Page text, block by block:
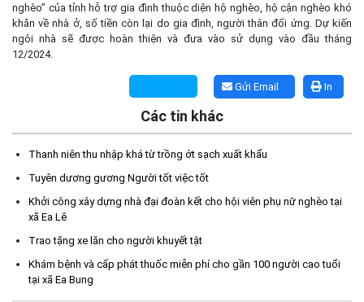
nghèo” của tỉnh hỗ trợ gia đình thuộc diện hộ nghèo, hộ cận nghèo khó
khăn về nhà ở, số tiền còn lại do gia đình, người thân đối ứng. Dự kiến
ngôi nhà sẽ được hoàn thiện và đưa vào sử dụng vào đầu tháng
12/2024.
In
Gửi Email
Các tin khác
Thanh niên thu nhập khá từ trồng ớt sạch xuất khẩu
Tuyên dương gương Người tốt việc tốt
Khởi công xây dựng nhà đại đoàn kết cho hội viên phụ nữ nghèo tại
xã Ea Lê
Trao tặng xe lăn cho người khuyết tật
Khám bệnh và cấp phát thuốc miễn phí cho gần 100 người cao tuổi
tại xã Ea Bung
(10/08/2026)
Chung tay giữ gìn môi trường – không vứt, xả rác bừa bãi
(10/08/2026)